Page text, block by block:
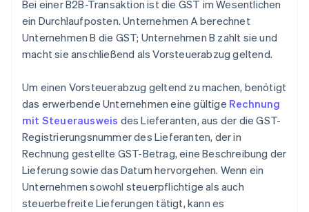
Bei einer B2B-Transaktion ist die GST im Wesentlichen
ein Durchlaufposten. Unternehmen A berechnet
Unternehmen B die GST; Unternehmen B zahlt sie und
macht sie anschließend als Vorsteuerabzug geltend.
Um einen Vorsteuerabzug geltend zu machen, benötigt
das erwerbende Unternehmen eine gültige Rechnung
mit Steuerausweis des Lieferanten, aus der die GST-
Registrierungsnummer des Lieferanten, der in
Rechnung gestellte GST-Betrag, eine Beschreibung der
Lieferung sowie das Datum hervorgehen. Wenn ein
Unternehmen sowohl steuerpflichtige als auch
steuerbefreite Lieferungen tätigt, kann es